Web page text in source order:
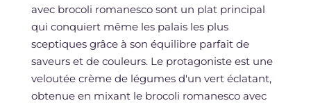
avec brocoli romanesco sont un plat principal
qui conquiert même les palais les plus
sceptiques grâce à son équilibre parfait de
saveurs et de couleurs. Le protagoniste est une
veloutée crème de légumes d'un vert éclatant,
obtenue en mixant le brocoli romanesco avec